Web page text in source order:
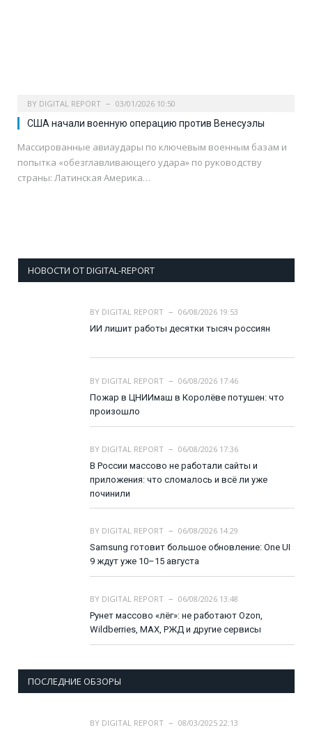
BY DIGITAL REPORT 03/01/2026 10:50
США начали военную операцию против Венесуэлы
Массированные авиаудары по ключевым военным базам и
попытка «обезглавливающего удара» по руководству
страны: Латинская Америка…
НОВОСТИ ОТ DIGITAL-REPORT
BY DIGITAL REPORT
06/08/2026 19:53
ИИ лишит работы десятки тысяч россиян
BY DIGITAL REPORT
06/08/2026 17:46
Пожар в ЦНИИмаш в Королёве потушен: что
произошло
BY DIGITAL REPORT
06/08/2026 17:36
В России массово не работали сайты и
приложения: что сломалось и всё ли уже
починили
BY DIGITAL REPORT
06/08/2026 14:29
Samsung готовит большое обновление: One UI
9 ждут уже 10–15 августа
BY DIGITAL REPORT
06/08/2026 13:48
Рунет массово «лёг»: не работают Ozon,
Wildberries, MAX, РЖД и другие сервисы
ПОСЛЕДНИЕ ОБЗОРЫ
BY DIGITAL REPORT
08/03/2025 22:13